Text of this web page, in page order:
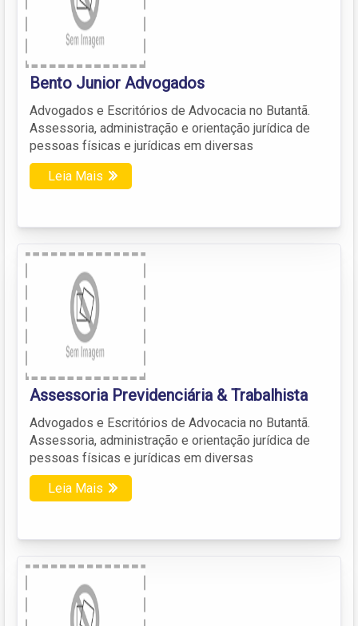
Bento Junior Advogados
Advogados e Escritórios de Advocacia no Butantã.
Assessoria, administração e orientação jurídica de
pessoas físicas e jurídicas em diversas
Leia Mais
Assessoria Previdenciária & Trabalhista
Advogados e Escritórios de Advocacia no Butantã.
Assessoria, administração e orientação jurídica de
pessoas físicas e jurídicas em diversas
Leia Mais